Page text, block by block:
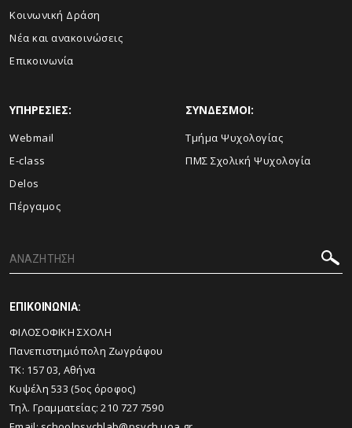
Κοινωνική Δράση
Νέα και ανακοινώσεις
Επικοινωνία
ΥΠΗΡΕΣΙΕΣ:
Webmail
E-class
Delos
Πέργαμος
ΣΥΝΔΕΣΜΟΙ:
Τμήμα Ψυχολογίας
ΠΜΣ Σχολική Ψυχολογία
ΕΠΙΚΟΙΝΩΝΙΑ:
ΦΙΛΟΣΟΦΙΚΗ ΣΧΟΛΗ
Πανεπιστημιόπολη Ζωγράφου
ΤΚ: 157 03, Αθήνα
Κυψέλη 533 (5ος όροφος)
Τηλ. Γραμματείας:210 727 7590